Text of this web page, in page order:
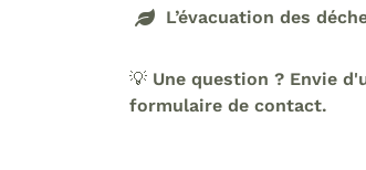
L’évacuation des
💡 Une question ? Envie
formulaire de contact.